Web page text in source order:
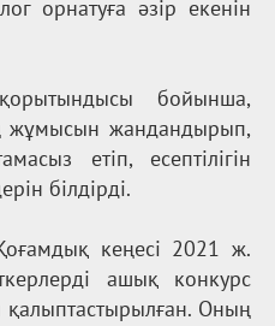
орнатуға әзір екенін
бойынша,
жұмысын жандандырып,
етіп, есептілігін
білдірді.
кеңесі 2021 ж.
ашық конкурс
Оның